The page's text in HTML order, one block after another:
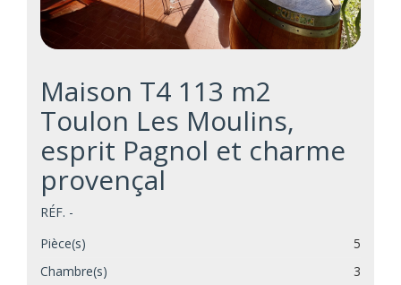
Maison T4 113 m2
Toulon Les Moulins,
esprit Pagnol et charme
provençal
RÉF. -
Pièce(s)
5
Chambre(s)
3